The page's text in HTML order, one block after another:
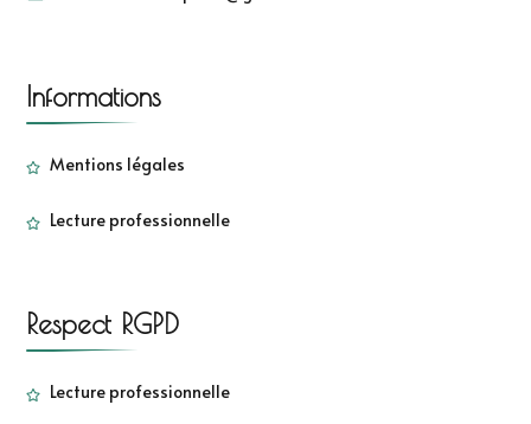
Informations
Mentions légales
Lecture professionnelle
Respect RGPD
Lecture professionnelle